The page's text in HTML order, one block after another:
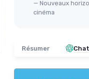
— Nouveaux
cinéma
Résumer